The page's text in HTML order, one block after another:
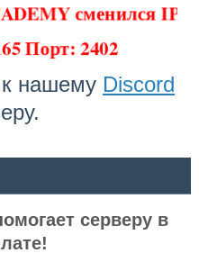
сменился IP
Порт: 2402
к нашему Discord
серверу в